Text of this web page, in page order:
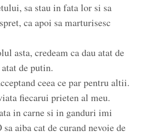
sa stau in fata lor si sa
ca apoi sa marturisesc
asta, credeam ca dau atat de
de putin.
ceea ce par pentru altii.
fiecarui prieten al meu.
in carne si in ganduri imi
aiba cat de curand nevoie de